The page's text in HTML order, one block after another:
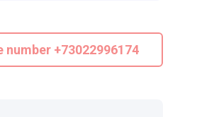
number +73022996174